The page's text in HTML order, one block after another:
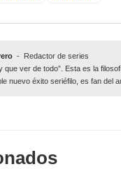
- Redactor de series
que ver de todo”. Esta es la
nuevo éxito seriéfilo, es fan del